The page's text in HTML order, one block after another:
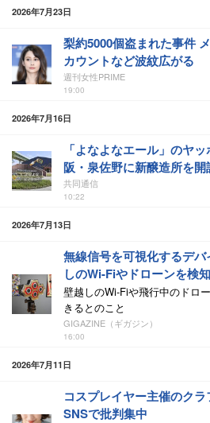
2026年7月23日
梨約5000個盗まれた事件
カウントなど波紋広がる
週刊女性PRIME
19:00
2026年7月16日
「よなよなエール」のヤ
阪・泉佐野に新醸造所を開
共同通信
10:22
2026年7月13日
無線信号を可視化するデ
しのWi-Fiやドローンを検知
壁越しのWi-Fiや飛行中のドロ
きるとのこと
GIGAZINE（ギガジン）
16:00
2026年7月11日
コスプレイヤー主催のク
SNSで批判集中